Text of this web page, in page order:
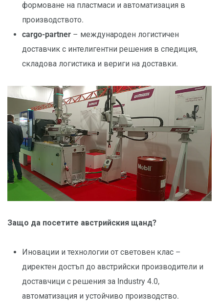
формоване на пластмаси и автоматизация в
производството.
cargo-partner – международен логистичен
доставчик с интелигентни решения в спедиция,
складова логистика и вериги на доставки.
Защо да посетите австрийския щанд?
Иновации и технологии от световен клас –
директен достъп до австрийски производители и
доставчици с решения за Industry 4.0,
автоматизация и устойчиво производство.